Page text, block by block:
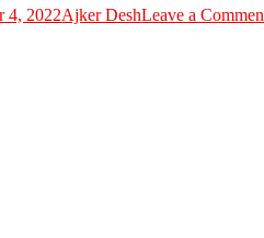
4, 2022Ajker DeshLeave a